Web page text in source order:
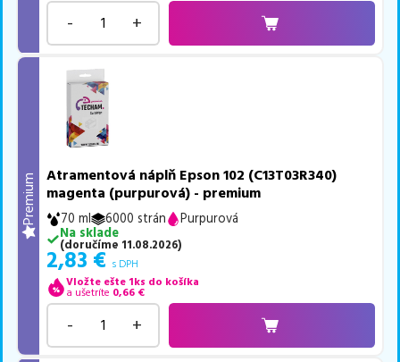
- +
Premium
Atramentová náplň Epson 102 (C13T03R340)
magenta (purpurová) - premium
70 ml 6000 strán
Purpurová
Na sklade
(doručíme 11.08.2026)
2,83 € s DPH
Vložte ešte 1ks do košíka
a ušetríte 0,66 €
- +